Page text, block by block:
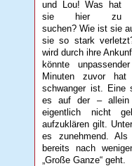
und Lou! Was hat
sie hier zu
suchen? Wie ist sie
sie so stark
wird durch ihre
könnte
Minuten zuvor hat
schwanger ist. Eine
es auf der – allein
eigentlich nicht
aufzuklären gilt.
es zunehmend.
bereits nach
„Große Ganze“ geht.